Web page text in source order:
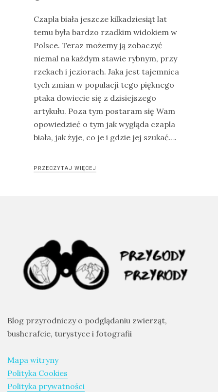
Czapla biała jeszcze kilkadziesiąt lat
temu była bardzo rzadkim widokiem w
Polsce. Teraz możemy ją zobaczyć
niemal na każdym stawie rybnym, przy
rzekach i jeziorach. Jaka jest tajemnica
tych zmian w populacji tego pięknego
ptaka dowiecie się z dzisiejszego
artykułu. Poza tym postaram się Wam
opowiedzieć o tym jak wygląda czapla
biała, jak żyje, co je i gdzie jej szukać….
PRZECZYTAJ WIĘCEJ
Blog przyrodniczy o podglądaniu zwierząt,
bushcrafcie, turystyce i fotografii
Mapa witryny
Polityka Cookies
Polityka prywatności
Lankę
raport
wygląda,
żółto-
błękitny,
ptasi
Ekwipunek
Gady